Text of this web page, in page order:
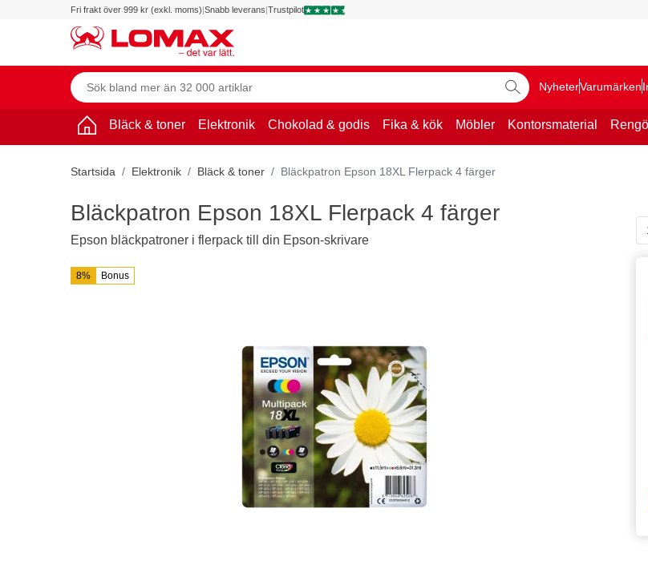
Fri frakt över 999 kr (exkl. moms)|Snabb leverans|Trustpilot
NyheterVarumärken
Bläck & toner Elektronik Chokolad & godis Fika & kök Möbler Kontorsmaterial
Startsida Elektronik Bläck & toner Bläckpatron Epson 18XL Flerpack 4 färger
8% Bonus
Bläckpatron Epson 18XL Flerpack 4 färger
Epson bläckpatroner i flerpack till din Epson-skrivare